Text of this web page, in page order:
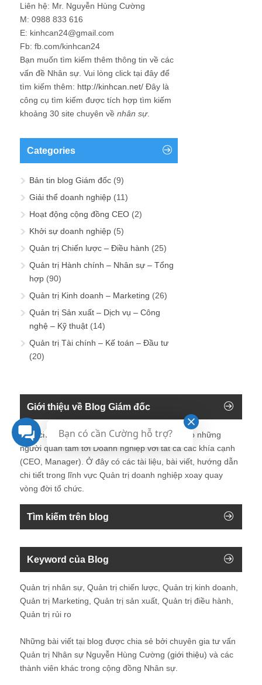
Liên hệ: Mr. Nguyễn Hùng Cường
M: 0988 833 616
E: kinhcan24@gmail.com
Fb: fb.com/kinhcan24
Bạn muốn tìm kiếm thêm thông tin về các
vấn đề Nhân sự . Vui lòng click tại đây để
tìm kiếm thêm: http://kinhcan.net/ Đây là
công cụ tìm kiếm được tích hợp tìm kiếm
khoảng 30 site chuyên về nhân sự.
Categories
Bản tin blog Giám đốc (9)
Giải thể doanh nghiệp (11)
Hoạt động cộng đồng CEO (2)
Khởi sự doanh nghiệp (5)
Quản trị Chiến lược – Điều hành (25)
Quản trị Hành chính – Nhân sự – Tổng
hợp (90)
Quản trị Kinh doanh – Marketing (26)
Quản trị Sản xuất – Dịch vụ – Công
nghệ – Kỹ thuật (14)
Quản trị Tài chính – Kế toán – Đầu tư
(20)
Giới thiệu về Blog Giám đốc
Blog chia sẻ về Quản trị Doanh nghiệp ành cho những
người quan tâm tới Doanh nghiệp với tất cả các khía cạnh
(CEO, Manager). Ở đây có các tài liệu, bài viết, hướng dẫn
chi tiết trong lĩnh vực Quản trị doanh nghiệp xoay quay
vòng đời tổ chức.
Tìm kiếm trên blog
Keyword của Blog
Quản trị nhân sự, Quản trị chiến lược, Quản trị kinh doanh,
Quản trị Marketing, Quản trị sản xuất, Quản trị điều hành,
Quản trị rủi ro
Những bài viết tại blog được chia sẻ bởi chuyên gia tư vấn
Quản trị Nhân sự Nguyễn Hùng Cường (giới thiệu) và các
thành viên khác trong cộng đồng Nhân sự.
Bạn có cần Cường hỗ trợ?